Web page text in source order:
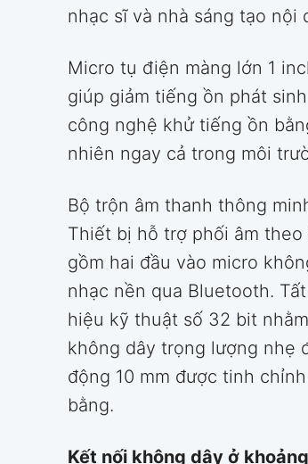
nhạc sĩ và nhà sáng tạo
Micro tụ điện màng lớn 1
giúp giảm tiếng ồn phát
công nghệ khử tiếng ồn
nhiên ngay cả trong môi
Bộ trộn âm thanh thông
Thiết bị hỗ trợ phối âm
gồm hai đầu vào micro
nhạc nền qua Bluetooth.
hiệu kỹ thuật số 32 bit
không dây trọng lượng nhẹ
động 10 mm được tinh
bằng.
Kết nối không dây ở